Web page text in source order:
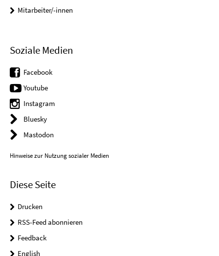
Mitarbeiter/-innen
Soziale Medien
Facebook
Youtube
Instagram
Bluesky
Mastodon
Hinweise zur Nutzung sozialer Medien
Diese Seite
Drucken
RSS-Feed abonnieren
Feedback
English